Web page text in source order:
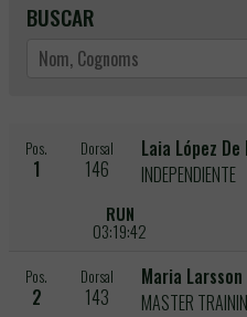
BUSCAR
Pos.
1
Dorsal
146
Laia López
INDEPENDIENTE
RUN
03:19:42
Pos.
2
Dorsal
143
Maria Larsson
MASTER